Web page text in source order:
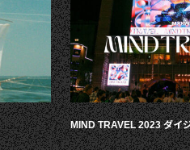
MIND TRAVEL 2023 ダイ